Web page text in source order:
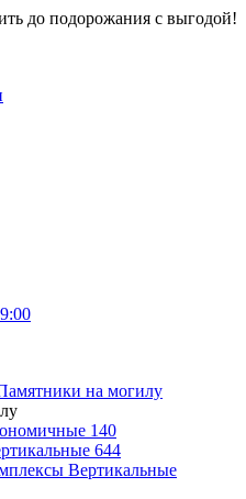
до подорожания с выгодой!
на могилу
140
644
Вертикальные